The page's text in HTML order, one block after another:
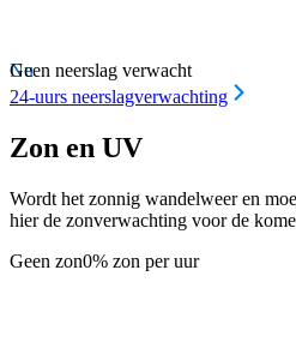
Nu
Geen neerslag verwacht
24-uurs neerslagverwachting
Zon en UV
Wordt het zonnig wandelweer en
hier de zonverwachting voor de
Geen zon0% zon per uur